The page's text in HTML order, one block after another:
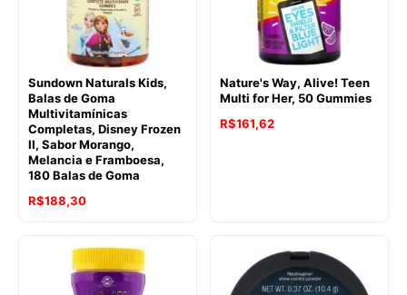
Sundown Naturals Kids,
Balas de Goma
Multivitamínicas
Completas, Disney Frozen
II, Sabor Morango,
Melancia e Framboesa,
180 Balas de Goma
R$188,30
Nature's Way, Alive! Teen
Multi for Her, 50 Gummies
R$161,62